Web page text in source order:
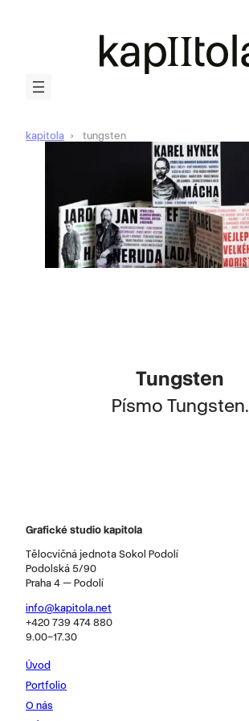
kapitola tungsten
Tungsten
Písmo Tungsten.
Grafické studio kapitola
Tělocvičná jednota Sokol Podolí
Podolská 5/90
Praha 4 — Podolí
info@kapitola.net
+420 739 474 880
9.00–17.30
Úvod
Portfolio
O nás